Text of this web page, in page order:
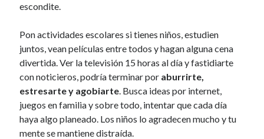
escondite.
Pon actividades escolares si tienes niños, estudien
juntos, vean películas entre todos y hagan alguna cena
divertida. Ver la televisión 15 horas al día y fastidiarte
con noticieros, podría terminar por aburrirte,
estresarte y agobiarte. Busca ideas por internet,
juegos en familia y sobre todo, intentar que cada día
haya algo planeado. Los niños lo agradecen mucho y tu
mente se mantiene distraída.